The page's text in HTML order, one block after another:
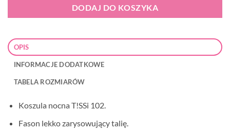
DODAJ DO KOSZYKA
OPIS
INFORMACJE DODATKOWE
TABELA ROZMIARÓW
Koszula nocna T!SSi 102.
Fason lekko zarysowujący talię.